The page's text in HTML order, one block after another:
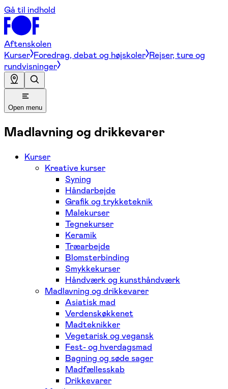
Gå til indhold
Aftenskolen
Kurser Foredrag, debat og højskoler Rejser, ture og
rundvisninger
Open menu
Madlavning og drikkevarer
Kurser
Kreative kurser
Syning
Håndarbejde
Grafik og trykketeknik
Malekurser
Tegnekurser
Keramik
Træarbejde
Blomsterbinding
Smykkekurser
Håndværk og kunsthåndværk
Madlavning og drikkevarer
Asiatisk mad
Verdenskøkkenet
Madteknikker
Vegetarisk og vegansk
Fest- og hverdagsmad
Bagning og søde sager
Madfællesskab
Drikkevarer